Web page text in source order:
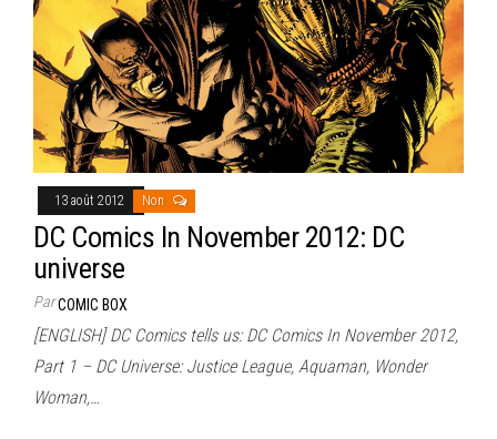
13 août 2012 Non
DC Comics In November 2012: DC
universe
ParCOMIC BOX
[ENGLISH] DC Comics tells us: DC Comics In November 2012,
Part 1 – DC Universe: Justice League, Aquaman, Wonder
Woman,…